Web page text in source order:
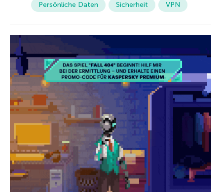
Persönliche Daten
Sicherheit VPN